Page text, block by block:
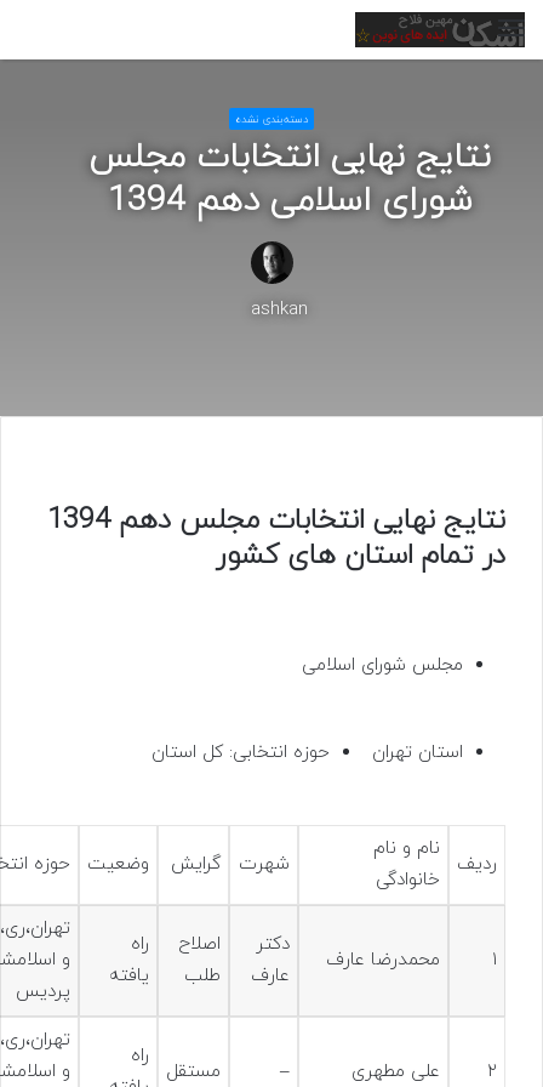
منو
دسته‌بندی نشده
نتایج نهایی انتخابات مجلس
شورای اسلامی دهم 1394
ashkan
نتایج نهایی انتخابات مجلس دهم 1394
در تمام استان های کشور
مجلس شورای اسلامی
استان تهران حوزه انتخابی: کل استان
ردیف
نام و نام
خانوادگی
شهرت گرایش وضعیت حوزه
۱ محمدرضا عارف
دکتر
عارف
اصلاح
طلب
راه
یافته
و
پردیس
۲ علی مطهری – مستقل
راه
و